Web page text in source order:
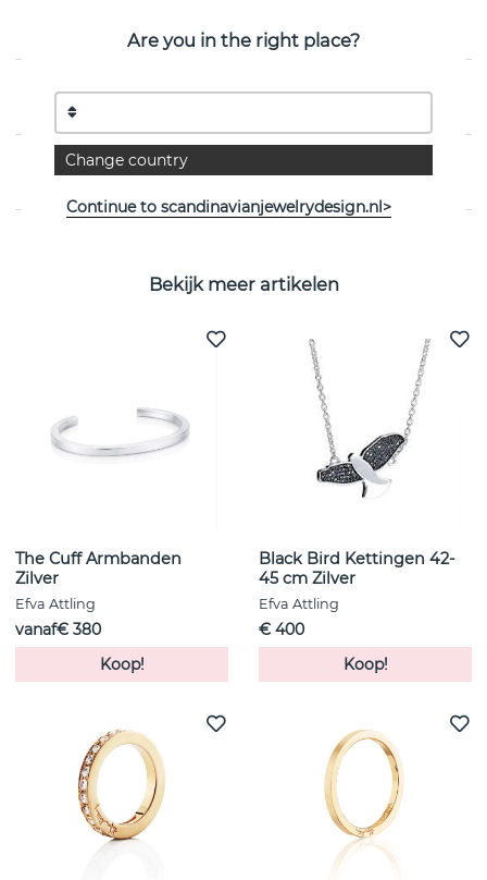
PRODUCTOMSCHRIJVING
EIGENSCHAPPEN
Bekijk meer artikelen
The Cuff Armbanden
Zilver
Efva Attling
vanaf€ 380
Koop!
Black Bird Kettingen 42-
45 cm Zilver
Efva Attling
€ 400
Koop!
Are you in the right place?
Change country
Continue to scandinavianjewelrydesign.nl>